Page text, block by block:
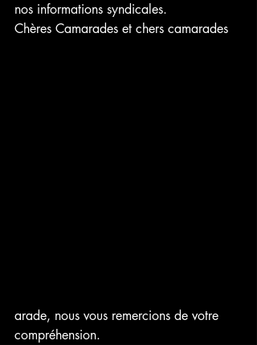
nos informations syndicales.
Chères Camarades et chers camarades
arade, nous vous remercions de votre
compréhension.